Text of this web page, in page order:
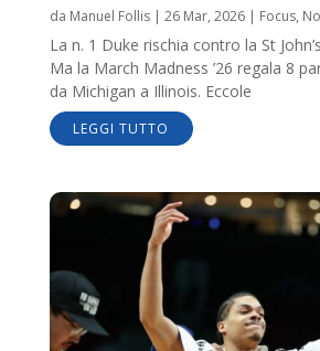
da Manuel Follis| 26 Mar, 2026| Focus,
La n. 1 Duke rischia contro la St
Ma la March Madness ’26 regala 8
da Michigan a Illinois. Eccole
LEGGI TUTTO